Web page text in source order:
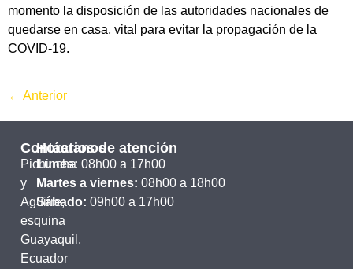
momento la disposición de las autoridades nacionales de
quedarse en casa, vital para evitar la propagación de la
COVID-19.
← Anterior
Contáctanos
Pichincha
y
Aguirre,
esquina
Guayaquil,
Ecuador
Horarios de atención
Lunes: 08h00 a 17h00
Martes a viernes: 08h00 a 18h00
Sábado: 09h00 a 17h00